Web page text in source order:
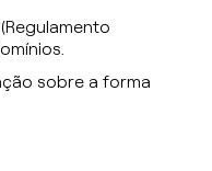
sobre a forma